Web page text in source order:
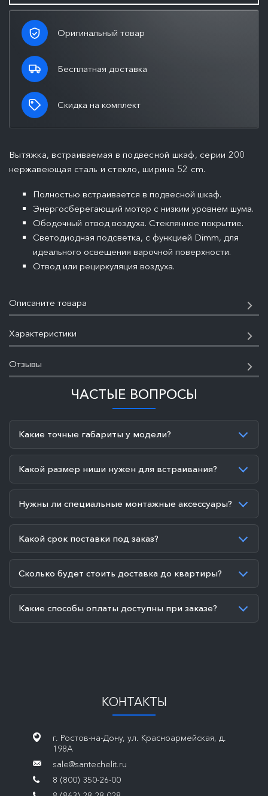
Оригинальный товар
Бесплатная доставка
Скидка на комплект
Вытяжка, встраиваемая в подвесной шкаф, серии 200
нержавеющая сталь и стекло, ширина 52 cm.
Полностью встраивается в подвесной шкаф.
Энергосберегающий мотор с низким уровнем шума.
Ободочный отвод воздуха. Стеклянное покрытие.
Светодиодная подсветка, с функцией Dimm, для
идеального освещения варочной поверхности.
Отвод или рециркуляция воздуха.
Описаните товара
Характеристики
Отзывы
ЧАСТЫЕ ВОПРОСЫ
Какие точные габариты у модели?
Какой размер ниши нужен для встраивания?
Нужны ли специальные монтажные аксессуары?
Какой срок поставки под заказ?
Сколько будет стоить доставка до квартиры?
Какие способы оплаты доступны при заказе?
КОНТАКТЫ
г. Ростов-на-Дону, ул. Красноармейская, д.
198А
sale@santechelit.ru
8 (800) 350-26-00